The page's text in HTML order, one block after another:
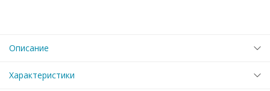
Описание
Характеристики